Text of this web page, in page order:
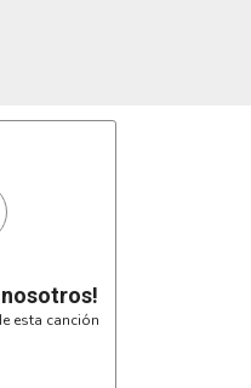
nosotros!
esta canción